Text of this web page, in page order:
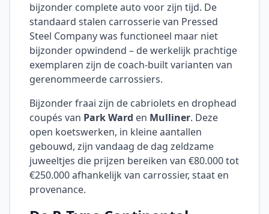
bijzonder complete auto voor zijn tijd. De
standaard stalen carrosserie van Pressed
Steel Company was functioneel maar niet
bijzonder opwindend – de werkelijk prachtige
exemplaren zijn de coach-built varianten van
gerenommeerde carrossiers.
Bijzonder fraai zijn de cabriolets en drophead
coupés van Park Ward en Mulliner. Deze
open koetswerken, in kleine aantallen
gebouwd, zijn vandaag de dag zeldzame
juweeltjes die prijzen bereiken van €80.000 tot
€250.000 afhankelijk van carrossier, staat en
provenance.